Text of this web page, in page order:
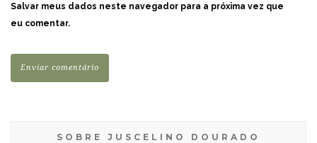
Salvar meus dados neste navegador para a próxima vez que
eu comentar.
SOBRE JUSCELINO DOURADO